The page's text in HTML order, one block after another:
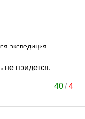
экспедиция.
не придется.
40 /4